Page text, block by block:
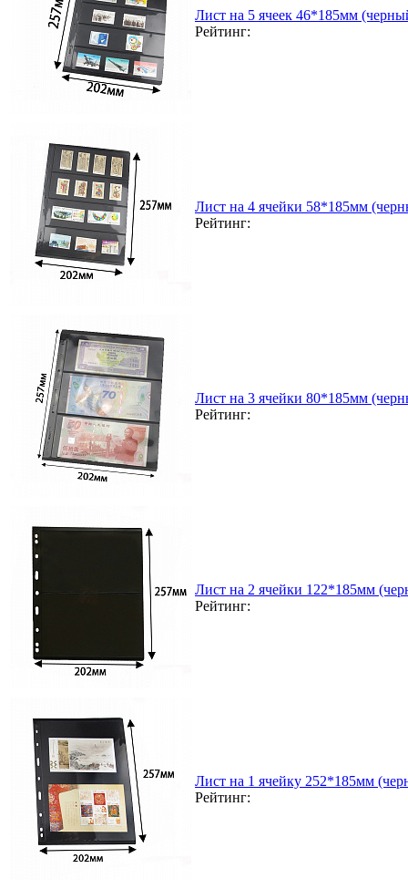
Лист на 5 ячеек 46*185мм
Рейтинг:
Лист на 4 ячейки 58*185мм
Рейтинг:
Лист на 3 ячейки 80*185мм
Рейтинг:
Лист на 2 ячейки 122*185мм
Рейтинг:
Лист на 1 ячейку 252*185мм
Рейтинг: